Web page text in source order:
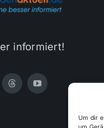
Um dir
informiert!